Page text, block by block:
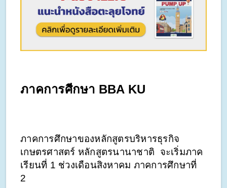
ภาคการศีกษา BBA KU
ภาคการศึกษาของหลักสูตรบริหารธุรกิจ
เกษตรศาสตร์ หลักสูตรนานาชาติ  จะเริ่มภาค
เรียนที่ 1 ช่วงเดือนสิงหาคม ภาคการศึกษาที่
2